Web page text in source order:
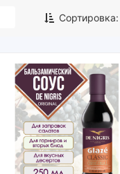
Сортировка: